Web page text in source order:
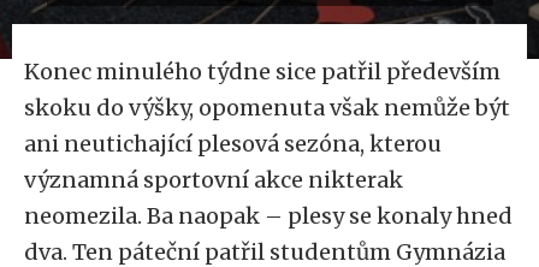
Konec minulého týdne sice patřil především
skoku do výšky, opomenuta však nemůže být
ani neutichající plesová sezóna, kterou
významná sportovní akce nikterak
neomezila. Ba naopak – plesy se konaly hned
dva. Ten páteční patřil studentům Gymnázia